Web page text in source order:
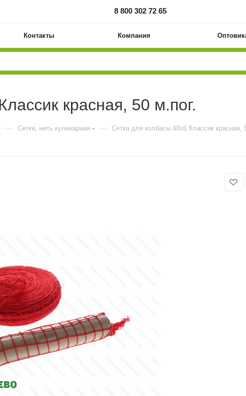
8 800 302 72 65
Контакты Компания
красная, 50 м.пог.
— Сетки, нить кулинарная — Сетка для колбасы 40х6 Классик красная,